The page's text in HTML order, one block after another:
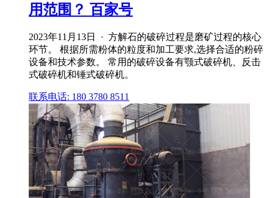
用范围？ 百家号
2023年11月13日 · 方解石的破碎过程是磨矿过程的核心
环节。 根据所需粉体的粒度和加工要求,选择合适的粉碎
设备和技术参数。 常用的破碎设备有颚式破碎机、反击
式破碎机和锤式破碎机。
联系电话: 180 3780 8511